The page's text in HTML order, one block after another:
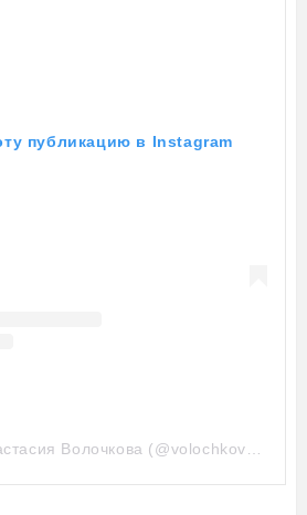
публикацию в Instagram
Публикация от Анастасия Волочкова (@volochkova_art)